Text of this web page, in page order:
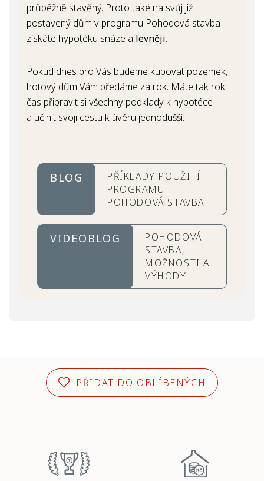
průběžně stavěný. Proto také na svůj již
postavený dům v programu Pohodová stavba
získáte hypotéku snáze a levněji.
Pokud dnes pro Vás budeme kupovat pozemek,
hotový dům Vám předáme za rok. Máte tak rok
čas připravit si všechny podklady k hypotéce
a učinit svoji cestu k úvěru jednodušší.
BLOG
PŘÍKLADY POUŽITÍ
PROGRAMU
POHODOVÁ STAVBA
VIDEOBLOG
POHODOVÁ
STAVBA,
MOŽNOSTI A
VÝHODY
PŘIDAT DO OBLÍBENÝCH